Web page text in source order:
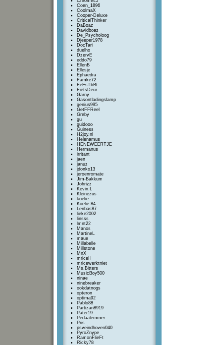
Coen_1896
CoolmaX
Cooper-Deluxe
CriticalThinker
DaBoaz
Davidboaz
De_Psycholoog
Djeeper1978
DocTari
duelho
DzervE
eddo79
EllenB
Ellesje
Ephaedra
Famke72
FeEsTbBt
FietsDeur
Garny
Gasontladingslamp
genius995
GetFFReel
Greby
gu
guidooo
Guiness
H2joy.nl
Helenamus
HENEWEERTJE
Hermanus
irritant
jaen
januz
jdonko13
jeroenromate
Jim-Bakkum
Johrizz
Kevin.L
Kleinezus
koelie
Koelie-84
Lenbas87
lieke2002
linsss
lmnt22
Manos
MartineL
maue
Millabelle
Millstone
MnX
mriceH
mricewerktniet
Ms.Bitters
MusicBoy500
ninae
ninebreaker
ookdatnogs
opteron
optima92
Pablo88
Partizan8919
Pater19
Pedaalemmer
Pris
psveindhoven040
PyroZnype
RamonFlieFt
Ricky78